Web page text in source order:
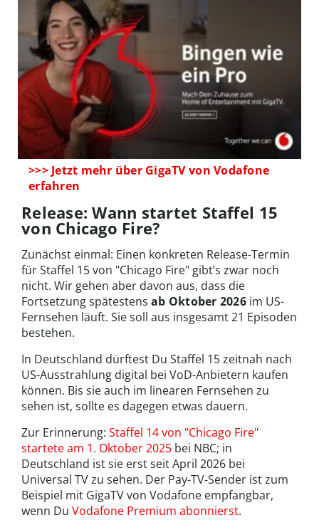
>>> Jetzt mehr über GigaTV von Vodafone
erfahren
Release: Wann startet Staffel 15
von Chicago Fire?
Zunächst einmal: Einen konkreten Release-Termin
für Staffel 15 von "Chicago Fire" gibt’s zwar noch
nicht. Wir gehen aber davon aus, dass die
Fortsetzung spätestens ab Oktober 2026im US-
Fernsehen läuft. Sie soll aus insgesamt 21 Episoden
bestehen.
In Deutschland dürftest Du Staffel 15 zeitnah nach
US-Ausstrahlung digital bei VoD-Anbietern kaufen
können. Bis sie auch im linearen Fernsehen zu
sehen ist, sollte es dagegen etwas dauern.
Zur Erinnerung: Staffel 14 von "Chicago Fire"
startete am 1. Oktober 2025 bei NBC; in
Deutschland ist sie erst seit April 2026 bei
Universal TV zu sehen. Der Pay-TV-Sender ist zum
Beispiel mit GigaTV von Vodafone empfangbar,
wenn Du Vodafone Premium abonnierst.